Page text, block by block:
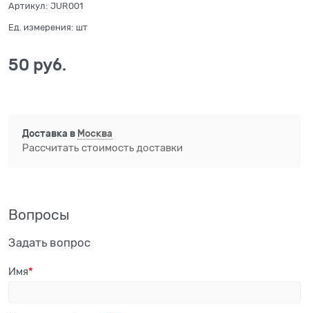
Артикул: JUR001
Ед. измерения: шт
50 руб.
Доставка в Москва
Рассчитать стоимость доставки
Вопросы
Задать вопрос
Имя